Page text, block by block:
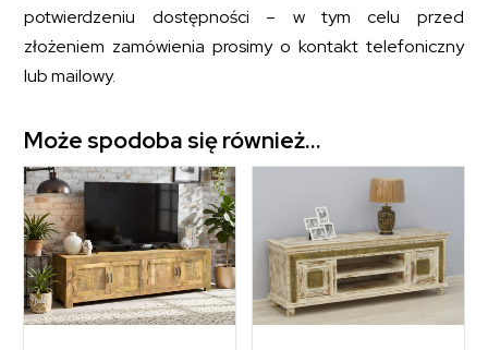
potwierdzeniu dostępności – w tym celu przed
złożeniem zamówienia prosimy o kontakt telefoniczny
lub mailowy.
Może spodoba się również…